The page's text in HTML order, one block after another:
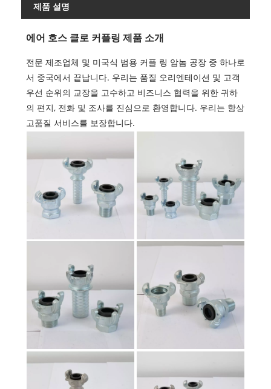
제품 설명
에어 호스 클로 커플링 제품 소개
전문 제조업체 및 미국식 범용 커플 링 암놈 공장 중 하나로
서 중국에서 끝납니다. 우리는 품질 오리엔테이션 및 고객
우선 순위의 교장을 고수하고 비즈니스 협력을 위한 귀하
의 편지, 전화 및 조사를 진심으로 환영합니다. 우리는 항상
고품질 서비스를 보장합니다.